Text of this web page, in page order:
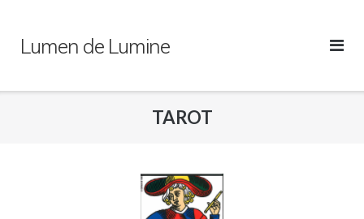
contentLumen de Lumine
TAROT